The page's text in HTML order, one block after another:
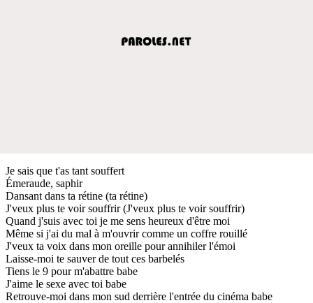
Je sais que t'as tant souffert
Émeraude, saphir
Dansant dans ta rétine (ta rétine)
J'veux plus te voir souffrir (J'veux plus te voir souffrir)
Quand j'suis avec toi je me sens heureux d'être moi
Même si j'ai du mal à m'ouvrir comme un coffre rouillé
J'veux ta voix dans mon oreille pour annihiler l'émoi
Laisse-moi te sauver de tout ces barbelés
Tiens le 9 pour m'abattre babe
J'aime le sexe avec toi babe
Retrouve-moi dans mon sud derrière l'entrée du cinéma babe